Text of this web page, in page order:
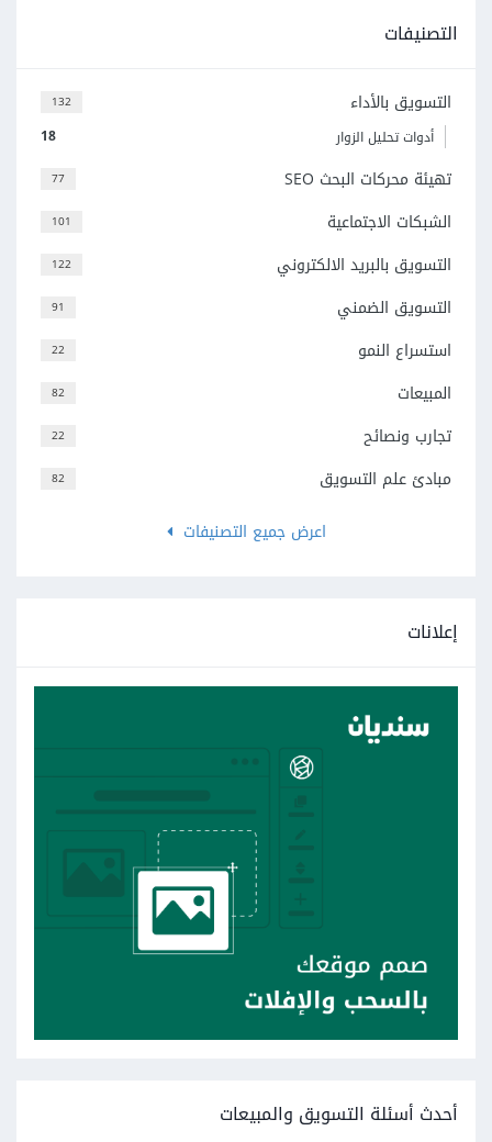
التصنيفات
132 التسويق بالأداء
18 أدوات تحليل الزوار
77 تهيئة محركات البحث SEO
101 الشبكات الاجتماعية
122 التسويق بالبريد الالكتروني
91 التسويق الضمني
22 استسراع النمو
82 المبيعات
22 تجارب ونصائح
82
مبادئ علم التسويق
اعرض جميع التصنيفات
إعلانات
أحدث أسئلة التسويق والمبيعات